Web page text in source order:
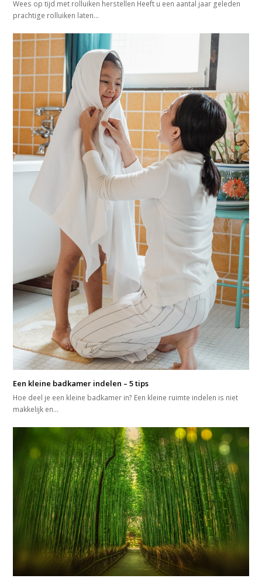
Wees op tijd met rolluiken herstellen Heeft u een aantal jaar geleden
prachtige rolluiken laten…
Een kleine badkamer indelen – 5 tips
Hoe deel je een kleine badkamer in? Een kleine ruimte indelen is niet
makkelijk en…